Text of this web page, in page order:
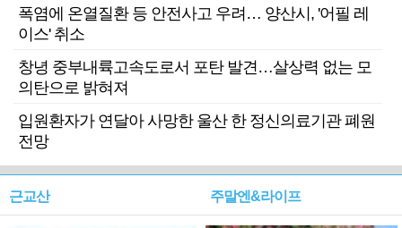
폭염에 온열질환 등 안전사고 우려… 양산시, '어필 레
이스' 취소
창녕 중부내륙고속도로서 포탄 발견…살상력 없는 모
의탄으로 밝혀져
입원환자가 연달아 사망한 울산 한 정신의료기관 폐원
전망
근교산 주말엔&라이프